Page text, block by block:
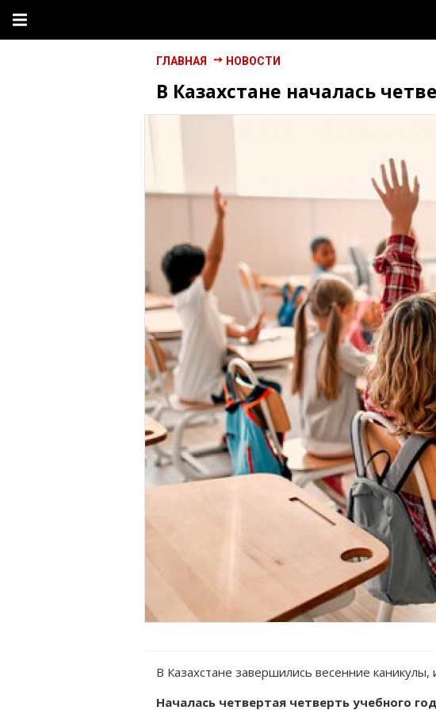
ГЛАВНАЯ НОВОСТИ
В Казахстане началась
В Казахстане завершились весенние
Началась четвертая четверть учебного